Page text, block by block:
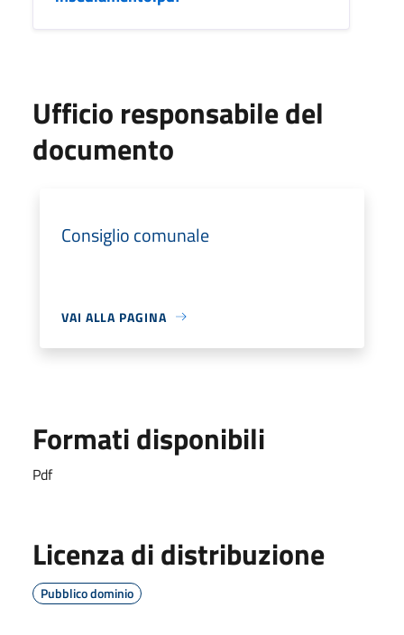
Ufficio responsabile del
documento
Consiglio comunale
VAI ALLA PAGINA
Formati disponibili
Pdf
Licenza di distribuzione
Pubblico dominio